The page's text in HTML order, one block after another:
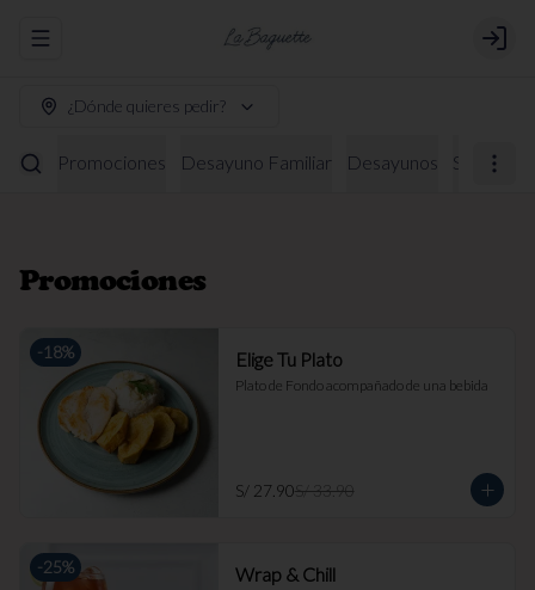
Abrir menu de navegación Login
¿Dónde quieres pedir?
Promociones Desayuno Familiar Desayunos
Promociones
-18% Elige Tu Plato
Plato de Fondo acompañado de una bebida
S/ 27.90S/ 33.90
-25% Wrap & Chill